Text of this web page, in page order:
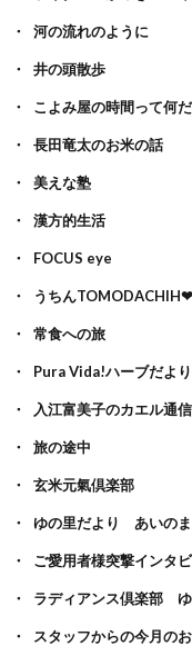
河の流れのように
井の頭散歩
こよみ屋の時間って何
長田竜太のお米の話
美えな塾
漢方的生活
FOCUS eye
うちんTOMODACHIH❤
常食への旅
Pura Vida!ハーブだより
入江富美子のカエル通信
旅の途中
玄米元氣倶楽部
ゆの里だより あいのま
ご愛用者様突撃インタ
ラディアンス倶楽部
スタッフからの今月の